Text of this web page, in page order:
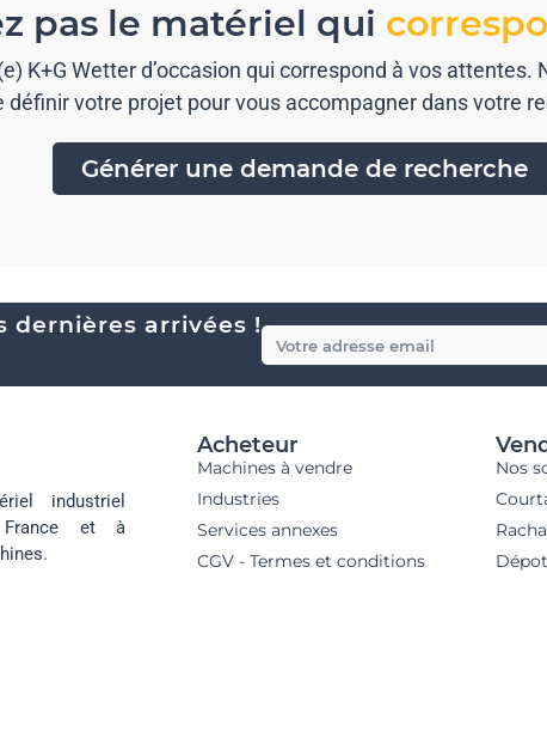
pas le matériel qui
K+G Wetter d’occasion qui correspond à vos
définir votre projet pour vous accompagner dans votre
Générer une demande de recherche
dernières arrivées !
industriel
France et à
Acheteur
Machines à vendre
Industries
Services annexes
CGV - Termes et conditions
Nos